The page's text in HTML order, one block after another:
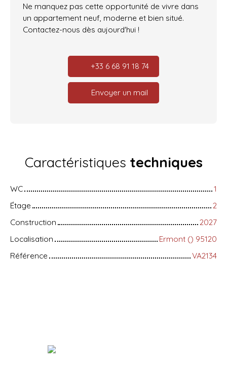
Ne manquez pas cette opportunité de vivre dans
un appartement neuf, moderne et bien situé.
Contactez-nous dès aujourd'hui !
+33 6 68 91 18 74
Envoyer un mail
Caractéristiques techniques
WC
1
Étage
2
Construction
2027
Localisation
Ermont () 95120
Référence
VA2134